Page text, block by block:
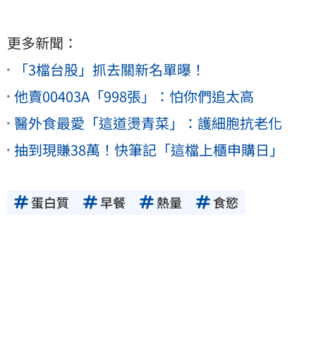
更多新聞：
「3檔台股」抓去關新名單曝！
他賣00403A「998張」：怕你們追太高
醫外食最愛「這道燙青菜」：護細胞抗老化
抽到現賺38萬！快筆記「這檔上櫃申購日」
蛋白質 早餐 熱量 食慾